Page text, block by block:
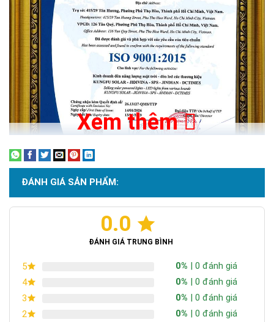
Chứng nhận ISO 9001:2015
Xem thêm
ĐÁNH GIÁ SẢN PHẨM:
0.0
ĐÁNH GIÁ TRUNG BÌNH
5 0% | 0 đánh giá
4
0% | 0 đánh giá
3
0% | 0 đánh giá
2
0% | 0 đánh giá